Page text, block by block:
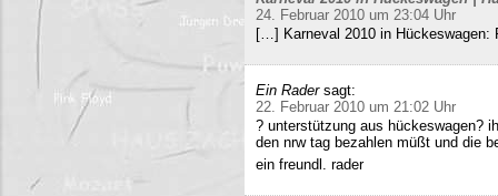
24. Februar 2010 um 23:04 Uhr
[…] Karneval 2010 in Hückeswagen:
Ein Rader sagt:
22. Februar 2010 um 21:02 Uhr
? unterstützung aus hückeswagen?
den nrw tag bezahlen müßt und die
ein freundl. rader